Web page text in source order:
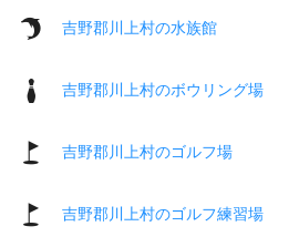
吉野郡川上村の水族館
吉野郡川上村のボウリング場
吉野郡川上村のゴルフ場
吉野郡川上村のゴルフ練習場